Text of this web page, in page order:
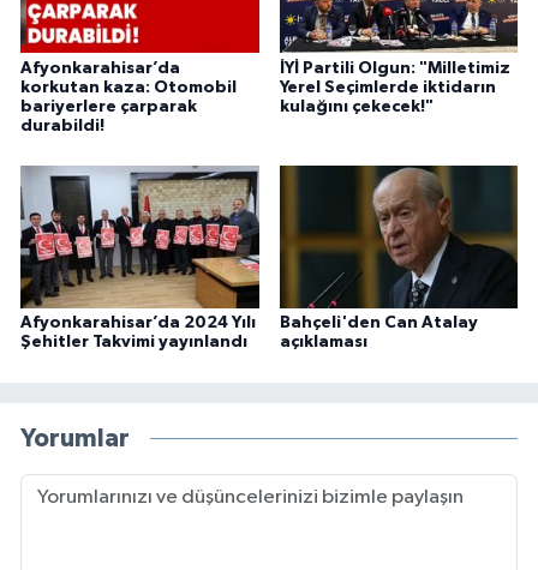
Afyonkarahisar’da
korkutan kaza: Otomobil
bariyerlere çarparak
durabildi!
İYİ Partili Olgun: "Milletimiz
Yerel Seçimlerde iktidarın
kulağını çekecek!"
Afyonkarahisar’da 2024 Yılı
Şehitler Takvimi yayınlandı
Bahçeli'den Can Atalay
açıklaması
Yorumlar